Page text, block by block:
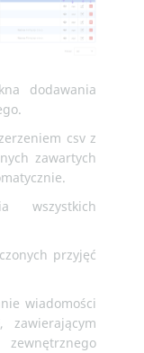
dodawania
csv z
zawartych
wszystkich
przyjęć
wiadomości
zawierającym